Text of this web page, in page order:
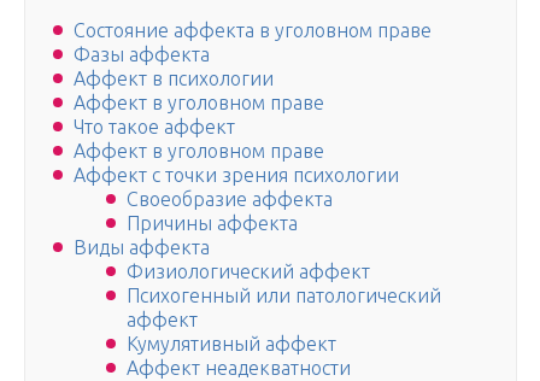
Состояние аффекта в уголовном праве
Фазы аффекта
Аффект в психологии
Аффект в уголовном праве
Что такое аффект
Аффект в уголовном праве
Аффект с точки зрения психологии
Своеобразие аффекта
Причины аффекта
Виды аффекта
Физиологический аффект
Психогенный или патологический
аффект
Кумулятивный аффект
Аффект неадекватности